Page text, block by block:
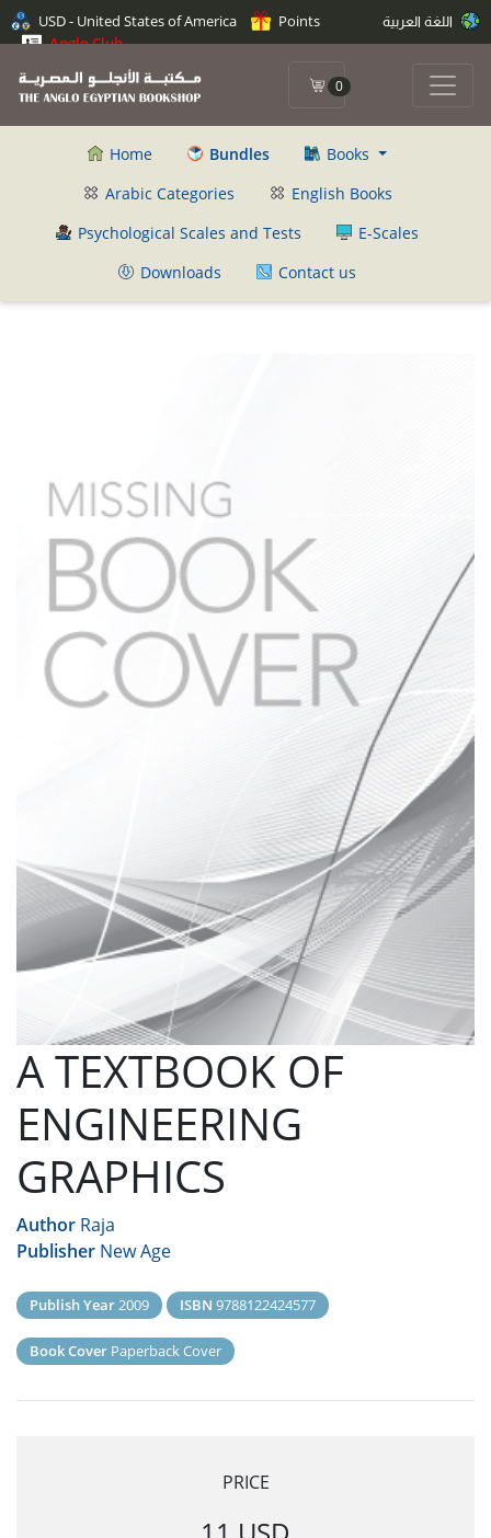
USD - United States of America
Points
Anglo Club
0
Home Bundles
Books
Arabic Categories
English Books
Psychological Scales and Tests
E-Scales
Downloads
Contact us
A TEXTBOOK OF
ENGINEERING
GRAPHICS
Author Raja
Publisher New Age
Publish Year2009 ISBN 9788122424577
Book Cover Paperback Cover
PRICE